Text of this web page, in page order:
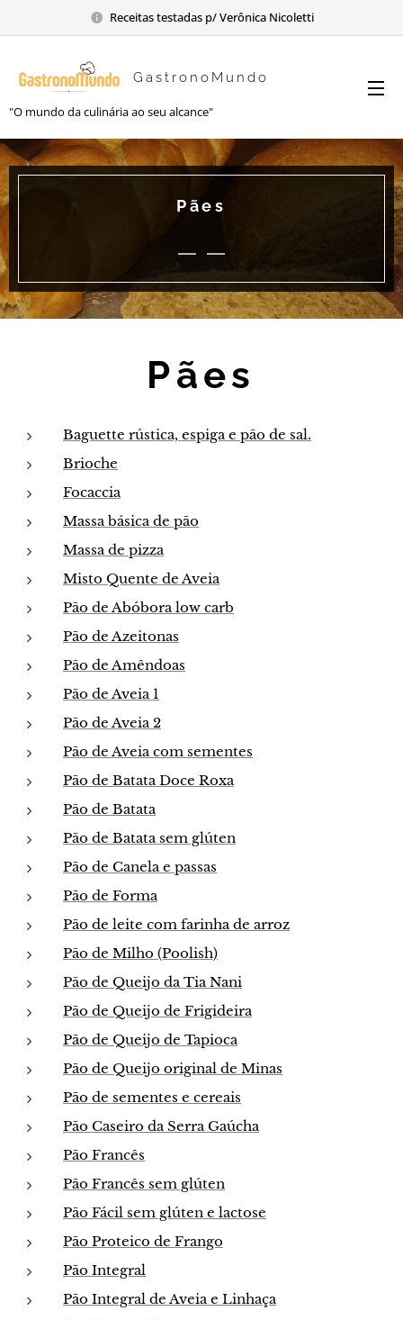
Receitas testadas p/ Verônica Nicoletti
GastronoMundo
"O mundo da culinária ao seu alcance"
Pães
Pães
Baguette rústica, espiga e pão de sal.
Brioche
Focaccia
Massa básica de pão
Massa de pizza
Misto Quente de Aveia
Pão de Abóbora low carb
Pão de Azeitonas
Pão de Amêndoas
Pão de Aveia 1
Pão de Aveia 2
Pão de Aveia com sementes
Pão de Batata Doce Roxa
Pão de Batata
Pão de Batata sem glúten
Pão de Canela e passas
Pão de Forma
Pão de leite com farinha de arroz
Pão de Milho (Poolish)
Pão de Queijo da Tia Nani
Pão de Queijo de Frigideira
Pão de Queijo de Tapioca
Pão de Queijo original de Minas
Pão de sementes e cereais
Pão Caseiro da Serra Gaúcha
Pão Francês
Pão Francês sem glúten
Pão Fácil sem glúten e lactose
Pão Proteico de Frango
Pão Integral
Pão Integral de Aveia e Linhaça